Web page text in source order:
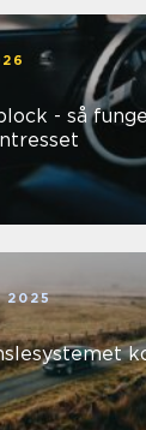
- så
2025